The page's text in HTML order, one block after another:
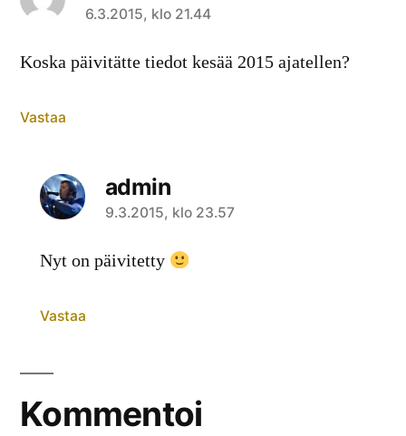
sanoo:
6.3.2015, klo 21.44
Koska päivitätte tiedot kesää 2015 ajatellen?
Vastaa
admin
sanoo:
9.3.2015, klo 23.57
Nyt on päivitetty
Vastaa
Kommentoi